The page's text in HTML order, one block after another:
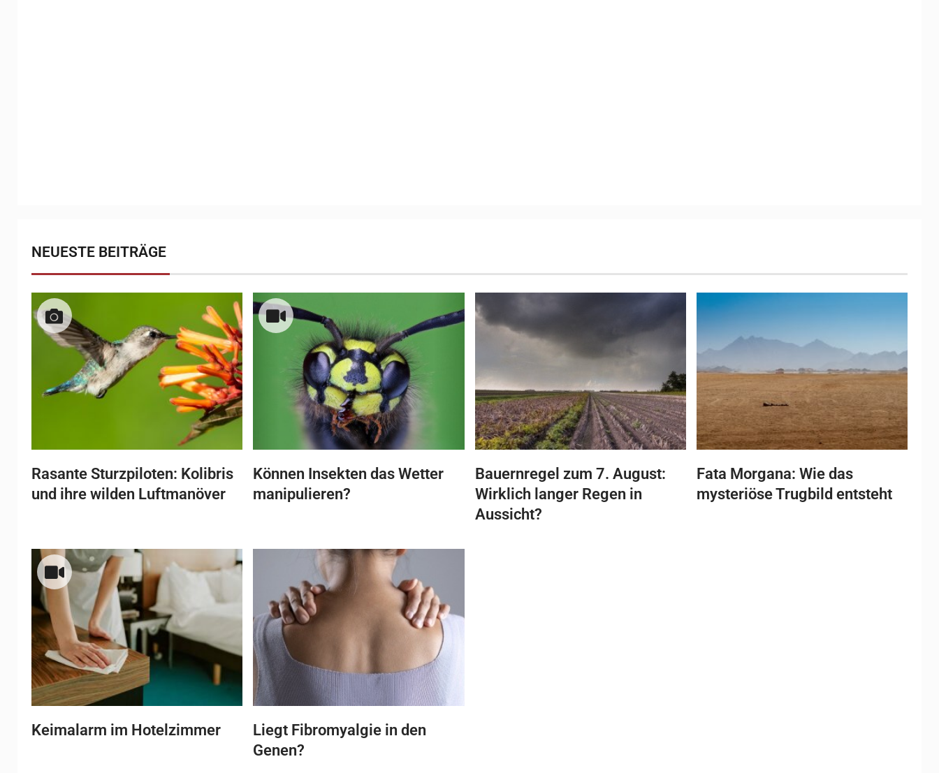
NEUESTE BEITRÄGE
Rasante Sturzpiloten: Kolibris
und ihre wilden Luftmanöver
Können Insekten das Wetter
manipulieren?
Bauernregel zum 7. August:
Wirklich langer Regen in
Aussicht?
Fata Morgana: Wie das
mysteriöse Trugbild entsteht
Keimalarm im Hotelzimmer
Liegt Fibromyalgie in den
Genen?